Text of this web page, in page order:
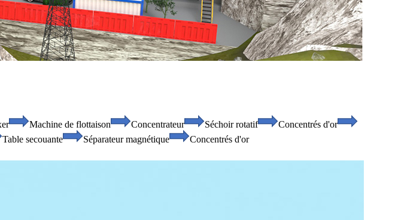
Machine de flottaison Concentrateur Séchoir rotatif
Concentrés d'or
Table secouante Séparateur magnétique Concentrés d'or